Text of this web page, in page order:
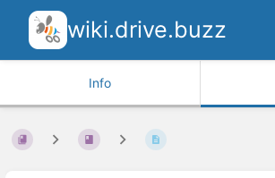
wiki.drive.buzz
Info